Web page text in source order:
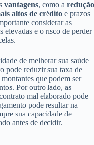
vantagens, como a redução
altos de crédito e prazos
considerar as
elevadas e o risco de perder
de melhorar sua saúde
pode reduzir sua taxa de
que podem ser
Por outro lado, as
mal elaborado pode
pode resultar na
sua capacidade de
antes de decidir.